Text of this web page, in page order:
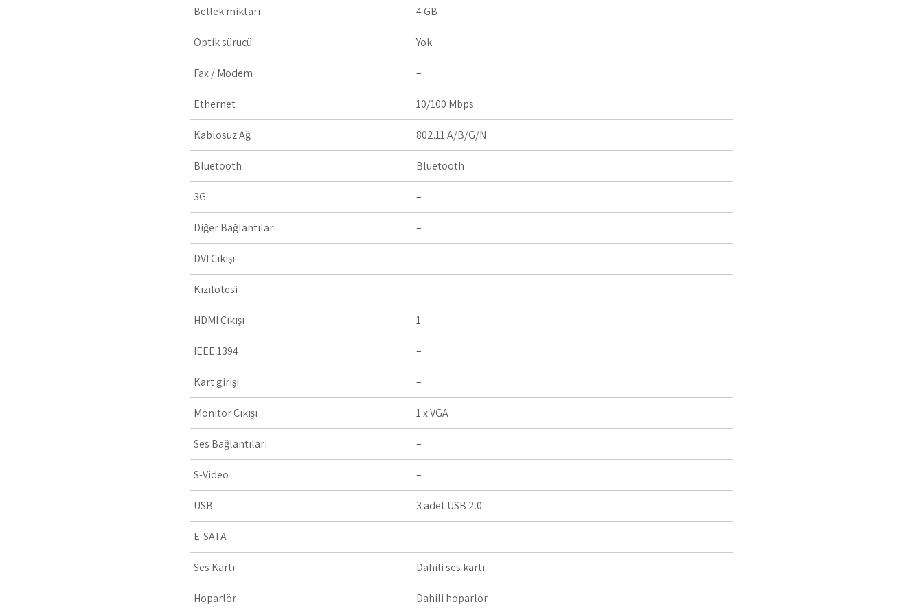
Bellek miktarı 4 GB
Optik sürücü Yok
Fax / Modem –
Ethernet 10/100 Mbps
Kablosuz Ağ 802.11 A/B/G/N
Bluetooth Bluetooth
3G –
Diğer Bağlantılar –
DVI Çıkışı –
Kızılötesi –
HDMI Çıkışı 1
IEEE 1394 –
Kart girişi –
Monitör Çıkışı 1 x VGA
Ses Bağlantıları –
S-Video –
USB 3 adet USB 2.0
E-SATA –
Ses Kartı Dahili ses kartı
Hoparlör Dahili hoparlör